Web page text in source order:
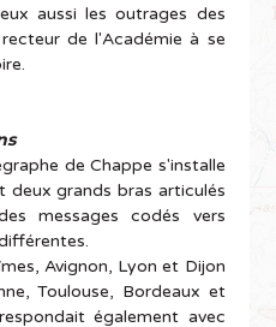
aussi les outrages des
de l'Académie à se
de Chappe s'installe
grands bras articulés
messages codés vers
Avignon, Lyon et Dijon
Toulouse, Bordeaux et
également avec